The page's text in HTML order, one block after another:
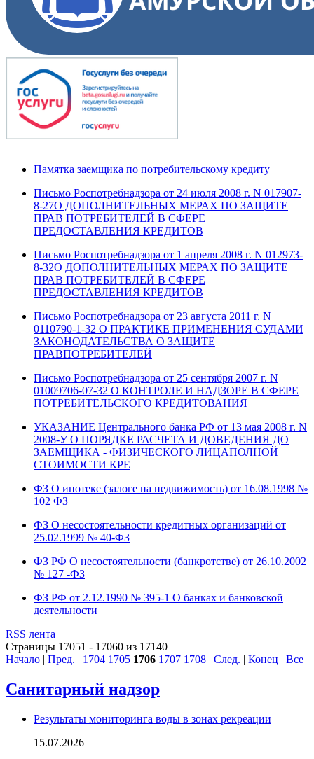
Памятка заемщика по потребительскому кредиту
Письмо Роспотребнадзора от 24 июля 2008 г. N 017907-
8-27О ДОПОЛНИТЕЛЬНЫХ МЕРАХ ПО ЗАЩИТЕ
ПРАВ ПОТРЕБИТЕЛЕЙ В СФЕРЕ
ПРЕДОСТАВЛЕНИЯ КРЕДИТОВ
Письмо Роспотребнадзора от 1 апреля 2008 г. N 012973-
8-32О ДОПОЛНИТЕЛЬНЫХ МЕРАХ ПО ЗАЩИТЕ
ПРАВ ПОТРЕБИТЕЛЕЙ В СФЕРЕ
ПРЕДОСТАВЛЕНИЯ КРЕДИТОВ
Письмо Роспотребнадзора от 23 августа 2011 г. N
0110790-1-32 О ПРАКТИКЕ ПРИМЕНЕНИЯ СУДАМИ
ЗАКОНОДАТЕЛЬСТВА О ЗАЩИТЕ
ПРАВПОТРЕБИТЕЛЕЙ
Письмо Роспотребнадзора от 25 сентября 2007 г. N
01009706-07-32 О КОНТРОЛЕ И НАДЗОРЕ В СФЕРЕ
ПОТРЕБИТЕЛЬСКОГО КРЕДИТОВАНИЯ
УКАЗАНИЕ Центрального банка РФ от 13 мая 2008 г. N
2008-У О ПОРЯДКЕ РАСЧЕТА И ДОВЕДЕНИЯ ДО
ЗАЕМЩИКА - ФИЗИЧЕСКОГО ЛИЦАПОЛНОЙ
СТОИМОСТИ КРЕ
ФЗ О ипотеке (залоге на недвижимость) от 16.08.1998 №
102 ФЗ
ФЗ О несостоятельности кредитных организаций от
25.02.1999 № 40-ФЗ
ФЗ РФ О несостоятельности (банкротстве) от 26.10.2002
№ 127 -ФЗ
ФЗ РФ от 2.12.1990 № 395-1 О банках и банковской
деятельности
RSS лента
Страницы 17051 - 17060 из 17140
Начало | Пред. | 1704 1705 1706 1707 1708 | След. | Конец | Все
Санитарный надзор
Результаты мониторинга воды в зонах рекреации
15.07.2026